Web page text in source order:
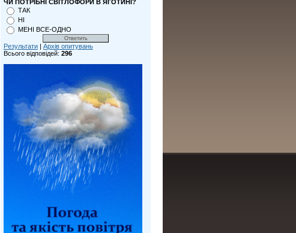
ЧИ ПОТРІБНІ СВІТЛОФОРИ В ЯГОТИНІ?
ТАК
НІ
МЕНІ ВСЕ-ОДНО
Результати | Архів опитувань
Всього відповідей: 296